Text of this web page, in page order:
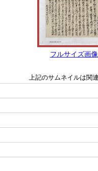
フルサイズ画
上記のサムネイルは関